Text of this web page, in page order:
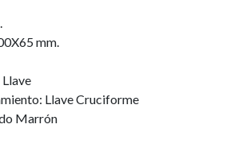
mm.
Llave Cruciforme
Marrón